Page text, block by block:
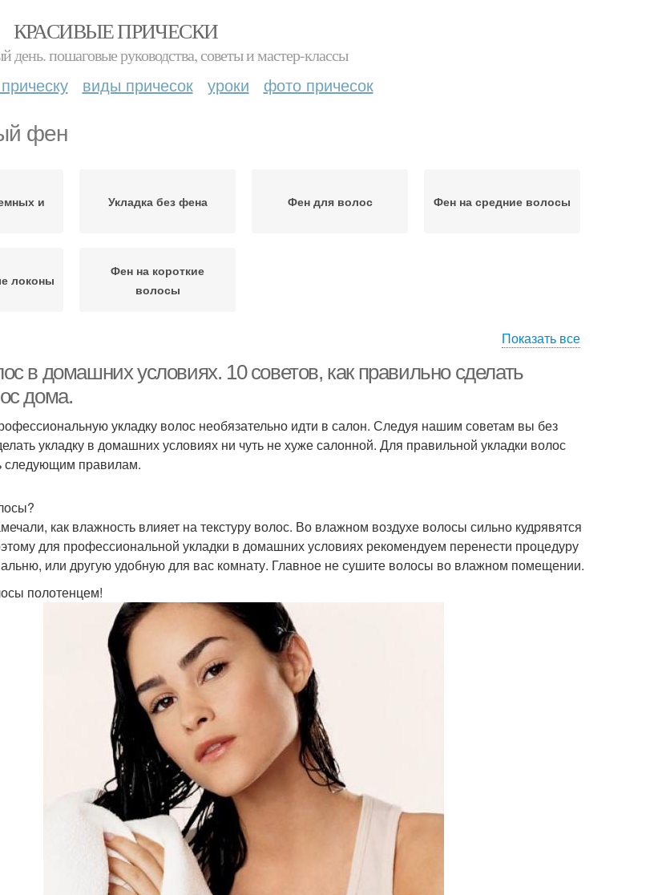
КРАСИВЫЕ ПРИЧЕСКИ
день. пошаговые руководства, советы и мастер-классы
виды причесок уроки фото причесок
фен
и Укладка без фена Фен для волос Фен на средние волосы
локоны
Фен на короткие
волосы
Показать все
в домашних условиях. 10 советов, как правильно сделать
дома.
укладку волос необязательно идти в салон. Следуя нашим советам вы без
укладку в домашних условиях ни чуть не хуже салонной. Для правильной укладки волос
следующим правилам.
как влажность влияет на текстуру волос. Во влажном воздухе волосы сильно кудрявятся
для профессиональной укладки в домашних условиях рекомендуем перенести процедуру
или другую удобную для вас комнату. Главное не сушите волосы во влажном помещении.
полотенцем!